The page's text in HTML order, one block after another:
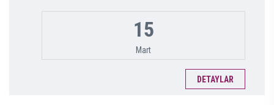
15
Mart
DETAYLAR